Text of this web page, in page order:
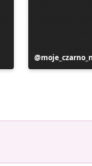
Postitus
avaldatud